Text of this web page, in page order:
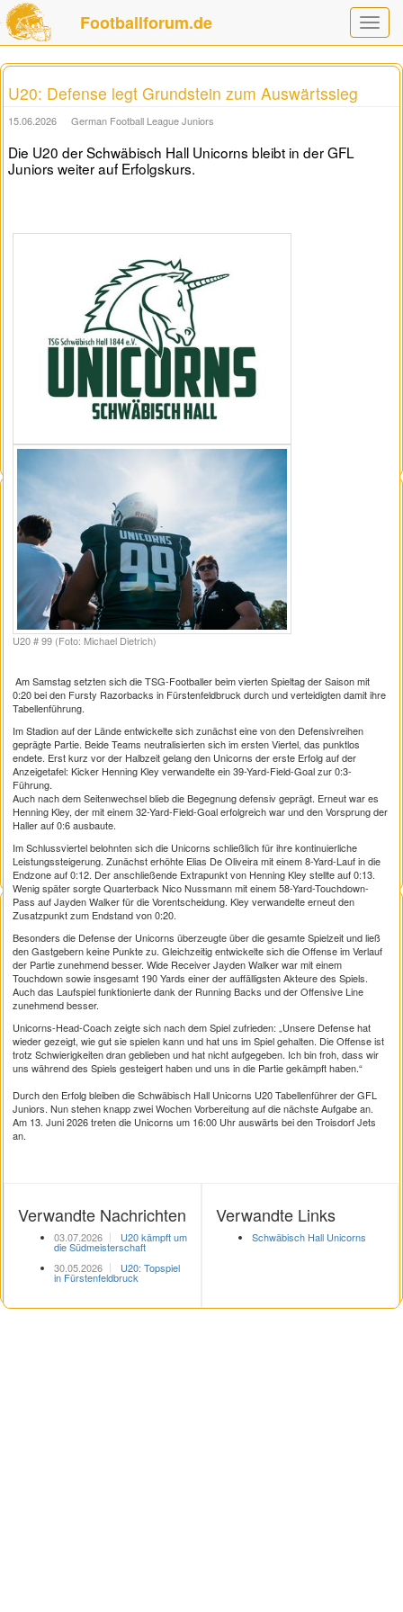
Toggle
Footballforum.de
U20: Defense legt Grundstein zum Auswärtssieg
15.06.2026 German Football League Juniors
Die U20 der Schwäbisch Hall Unicorns bleibt in der GFL
Juniors weiter auf Erfolgskurs.
U20 # 99 (Foto: Michael Dietrich)
Am Samstag setzten sich die TSG-Footballer beim vierten Spieltag der Saison mit
0:20 bei den Fursty Razorbacks in Fürstenfeldbruck durch und verteidigten damit ihre
Tabellenführung.
Im Stadion auf der Lände entwickelte sich zunächst eine von den Defensivreihen
geprägte Partie. Beide Teams neutralisierten sich im ersten Viertel, das punktlos
endete. Erst kurz vor der Halbzeit gelang den Unicorns der erste Erfolg auf der
Anzeigetafel: Kicker Henning Kley verwandelte ein 39-Yard-Field-Goal zur 0:3-
Führung.
Auch nach dem Seitenwechsel blieb die Begegnung defensiv geprägt. Erneut war es
Henning Kley, der mit einem 32-Yard-Field-Goal erfolgreich war und den Vorsprung der
Haller auf 0:6 ausbaute.
Im Schlussviertel belohnten sich die Unicorns schließlich für ihre kontinuierliche
Leistungssteigerung. Zunächst erhöhte Elias De Oliveira mit einem 8-Yard-Lauf in die
Endzone auf 0:12. Der anschließende Extrapunkt von Henning Kley stellte auf 0:13.
Wenig später sorgte Quarterback Nico Nussmann mit einem 58-Yard-Touchdown-
Pass auf Jayden Walker für die Vorentscheidung. Kley verwandelte erneut den
Zusatzpunkt zum Endstand von 0:20.
Besonders die Defense der Unicorns überzeugte über die gesamte Spielzeit und ließ
den Gastgebern keine Punkte zu. Gleichzeitig entwickelte sich die Offense im Verlauf
der Partie zunehmend besser. Wide Receiver Jayden Walker war mit einem
Touchdown sowie insgesamt 190 Yards einer der auffälligsten Akteure des Spiels.
Auch das Laufspiel funktionierte dank der Running Backs und der Offensive Line
zunehmend besser.
Unicorns-Head-Coach zeigte sich nach dem Spiel zufrieden: „Unsere Defense hat
wieder gezeigt, wie gut sie spielen kann und hat uns im Spiel gehalten. Die Offense ist
trotz Schwierigkeiten dran geblieben und hat nicht aufgegeben. Ich bin froh, dass wir
uns während des Spiels gesteigert haben und uns in die Partie gekämpft haben.“
Durch den Erfolg bleiben die Schwäbisch Hall Unicorns U20 Tabellenführer der GFL
Juniors. Nun stehen knapp zwei Wochen Vorbereitung auf die nächste Aufgabe an.
Am 13. Juni 2026 treten die Unicorns um 16:00 Uhr auswärts bei den Troisdorf Jets
an.
Verwandte Nachrichten
03.07.2026 U20 kämpft um
die Südmeisterschaft
30.05.2026
U20: Topspiel
in Fürstenfeldbruck
Verwandte Links
Schwäbisch Hall Unicorns